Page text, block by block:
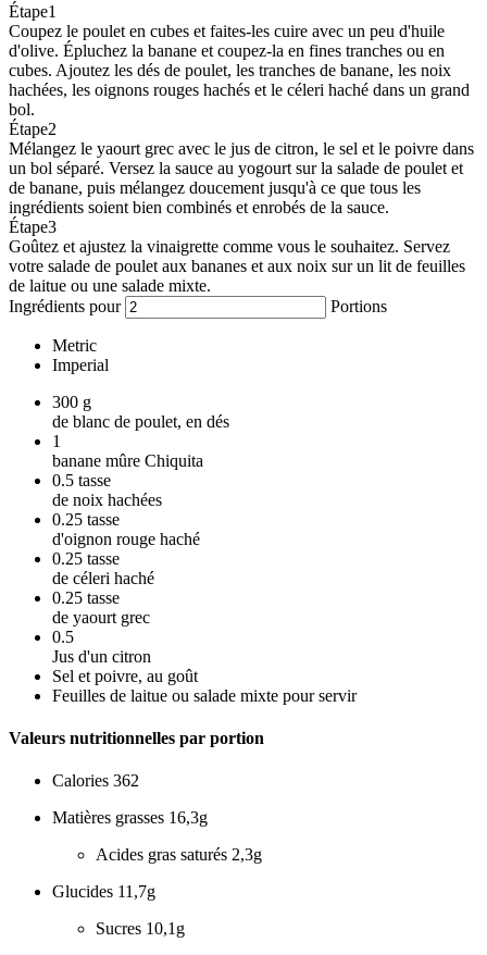
Étape1
Coupez le poulet en cubes et faites-les cuire avec un peu d'huile
d'olive. Épluchez la banane et coupez-la en fines tranches ou en
cubes. Ajoutez les dés de poulet, les tranches de banane, les noix
hachées, les oignons rouges hachés et le céleri haché dans un grand
bol.
Étape2
Mélangez le yaourt grec avec le jus de citron, le sel et le poivre dans
un bol séparé. Versez la sauce au yogourt sur la salade de poulet et
de banane, puis mélangez doucement jusqu'à ce que tous les
ingrédients soient bien combinés et enrobés de la sauce.
Étape3
Goûtez et ajustez la vinaigrette comme vous le souhaitez. Servez
votre salade de poulet aux bananes et aux noix sur un lit de feuilles
de laitue ou une salade mixte.
Ingrédients pour
Portions
Metric
Imperial
300 g
de blanc de poulet, en dés
1
banane mûre Chiquita
0.5 tasse
de noix hachées
0.25 tasse
d'oignon rouge haché
0.25 tasse
de céleri haché
0.25 tasse
de yaourt grec
0.5
Jus d'un citron
Sel et poivre, au goût
Feuilles de laitue ou salade mixte pour servir
Valeurs nutritionnelles par portion
Calories 362
Matières grasses 16,3g
Acides gras saturés 2,3g
Glucides 11,7g
Sucres 10,1g